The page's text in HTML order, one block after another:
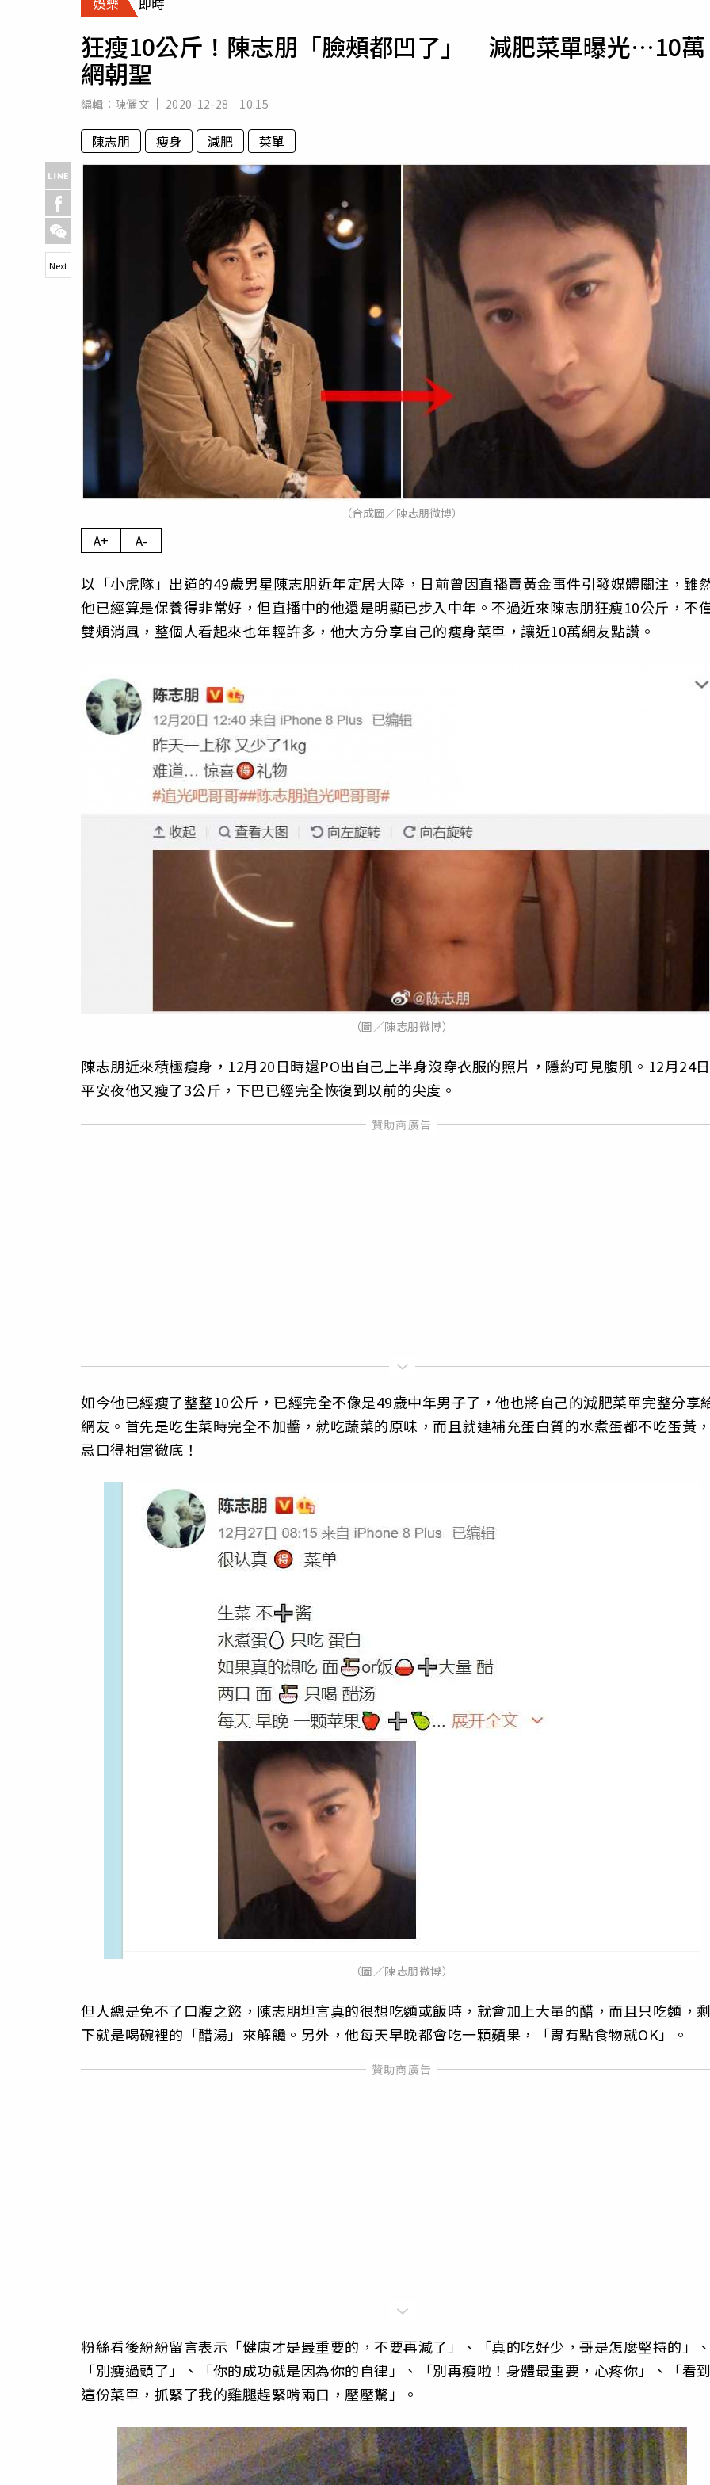
專欄
運勢
狂瘦10公斤！陳志朋「臉頰都凹了」 減肥菜單曝光…10萬
網朝聖
編輯： 陳儷文 2020-12-28 10:15
陳志朋 瘦身 減肥 菜單
（合成圖／陳志朋微博）
Next
A+ A-
以「小虎隊」出道的49歲男星陳志朋近年定居大陸，日前曾因直播賣黃金事件引發媒體關注，雖
他已經算是保養得非常好，但直播中的他還是明顯已步入中年。不過近來陳志朋狂瘦10公斤，不
雙頰消風，整個人看起來也年輕許多，他大方分享自己的瘦身菜單，讓近10萬網友點讚。
（圖／陳志朋微博）
陳志朋近來積極瘦身，12月20日時還PO出自己上半身沒穿衣服的照片，隱約可見腹肌。12月24日
平安夜他又瘦了3公斤，下巴已經完全恢復到以前的尖度。
如今他已經瘦了整整10公斤，已經完全不像是49歲中年男子了，他也將自己的減肥菜單完整分享
網友。首先是吃生菜時完全不加醬，就吃蔬菜的原味，而且就連補充蛋白質的水煮蛋都不吃蛋黃
忌口得相當徹底！
（圖／陳志朋微博）
但人總是免不了口腹之慾，陳志朋坦言真的很想吃麵或飯時，就會加上大量的醋，而且只吃麵，
下就是喝碗裡的「醋湯」來解饞。另外，他每天早晚都會吃一顆蘋果，「胃有點食物就OK」。
粉絲看後紛紛留言表示「健康才是最重要的，不要再減了」、「真的吃好少，哥是怎麼堅持的」
「別瘦過頭了」、「你的成功就是因為你的自律」、「別再瘦啦！身體最重要，心疼你」、「看
這份菜單，抓緊了我的雞腿趕緊啃兩口，壓壓驚」。